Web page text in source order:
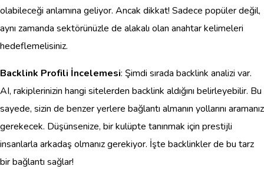
olabileceği anlamına geliyor. Ancak dikkat! Sadece popüler değil,
aynı zamanda sektörünüzle de alakalı olan anahtar kelimeleri
hedeflemelisiniz.
Backlink Profili İncelemesi: Şimdi sırada backlink analizi var.
AI, rakiplerinizin hangi sitelerden backlink aldığını belirleyebilir. Bu
sayede, sizin de benzer yerlere bağlantı almanın yollarını aramanız
gerekecek. Düşünsenize, bir kulüpte tanınmak için prestijli
insanlarla arkadaş olmanız gerekiyor. İşte backlinkler de bu tarz
bir bağlantı sağlar!